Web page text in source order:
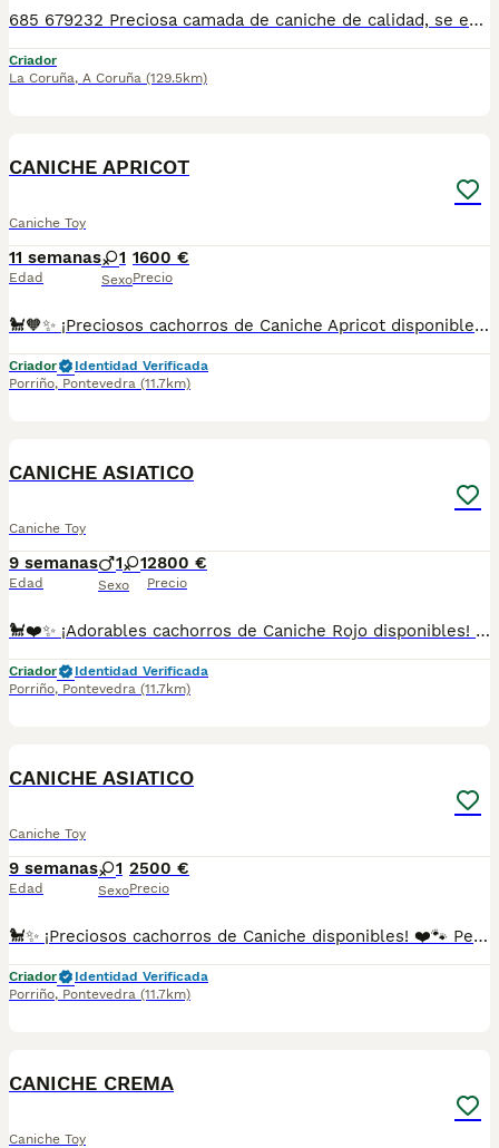
685 679232 Preciosa camada de caniche de calidad, se entregan con minimo de dos meses y medio de edad y sus vacunas correspondientes, desparasitados interna y externamente, pasaporte y microchip, contrato de garantia de salud. preferiblemente recogida en mano pero también podemos entregar en toda España mediante transporte de alta calidad preparado para animales y con chofer particular con posibilidad de pago contra reembolso Llámanos o háblanos por whats app, Teléfono 685 679 232
Criador
La Coruña, A Coruña (129.5km)
CANICHE APRICOT
Caniche Toy
11 semanas
Edad
1
Sexo
1600 €
Precio
🐩🧡✨ ¡Preciosos cachorros de Caniche Apricot disponibles! 🐾💕 Con su precioso tono albaricoque y su aspecto tan dulce, estos pequeños destacan por su elegancia y encanto. 🥰 Son inteligentes, cariñosos y juguetones, perfectos para quienes buscan un compañero alegre y lleno de amor. 🏡❤️ 🌟 Un color exclusivo y una personalidad maravillosa. ✅ Criados con mucho cariño y dedicación. ✅ Se entregan con la edad adecuada. ✅ Desparasitados y con la documentación correspondiente según su edad. 📸 Fotos y vídeos disponibles por WhatsApp sin compromiso. 📲 **Más información:** 687482079 📍 Galicia, Madrid, Valencia, Barcelona, Sevilla, Almería, Pamplona.
Criador
Identidad Verificada
Porriño, Pontevedra (11.7km)
CANICHE ASIATICO
Caniche Toy
9 semanas
Edad
1 1
Sexo
2800 €
Precio
🐩❤️✨ ¡Adorables cachorros de Caniche Rojo disponibles! 🐾 Con su precioso color rojizo y su aspecto encantador, estos pequeños destacan por su elegancia, inteligencia y carácter tan cariñoso. 🥰 Son juguetones, sociables y perfectos para quienes buscan un compañero fiel y lleno de alegría. 🏡💕 🌟 Un color especial y una raza llena de encanto. ✅ Criados con mucho mimo y atención. ✅ Se entregan con la edad adecuada. ✅ Desparasitados y con la documentación correspondiente según su edad. 📸 Fotos y vídeos disponibles por WhatsApp sin compromiso. 📲 **Más información:** 687482079 📍 Galicia, Madrid, Valencia, Barcelona, Sevilla, Almería, Pamplona.
Criador
Identidad Verificada
Porriño, Pontevedra (11.7km)
CANICHE ASIATICO
Caniche Toy
9 semanas
Edad
1
Sexo
2500 €
Precio
🐩✨ ¡Preciosos cachorros de Caniche disponibles! ❤️🐾 Pequeños, elegantes y llenos de ternura. 🥰 Estos encantadores cachorros destacan por su inteligencia, su carácter dulce y su gran capacidad para crear un vínculo especial con su familia. Son juguetones, cariñosos y perfectos para llenar cualquier hogar de alegría. 🏡💕 🌟 Caniches con mucho encanto y una personalidad única. ✅ Criados con mucho mimo y dedicación. ✅ Se entregan con la edad adecuada. ✅ Desparasitados y con la documentación correspondiente según su edad. 📸 Fotos y vídeos disponibles por WhatsApp sin compromiso. 📲 **Más información:** 687482079 📍 Galicia, Madrid, Valencia, Barcelona, Sevilla, Almería, Pamplona.
Criador
Identidad Verificada
Porriño, Pontevedra (11.7km)
CANICHE CREMA
Caniche Toy